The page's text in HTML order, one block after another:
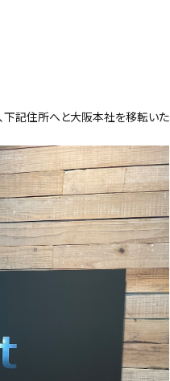
下記住所へと大阪本社を移転いた